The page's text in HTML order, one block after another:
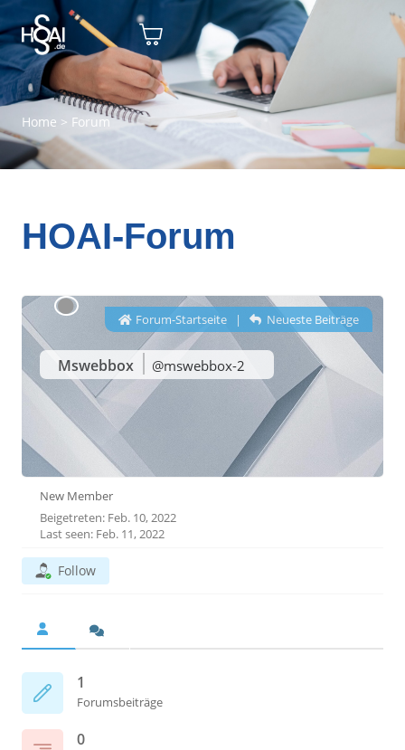
Home > Forum
HOAI-Forum
Mswebbox @mswebbox-2
Forum-Startseite| Neueste Beiträge
New Member
Beigetreten: Feb. 10, 2022
Last seen: Feb. 11, 2022
Follow
1
Forumsbeiträge
0